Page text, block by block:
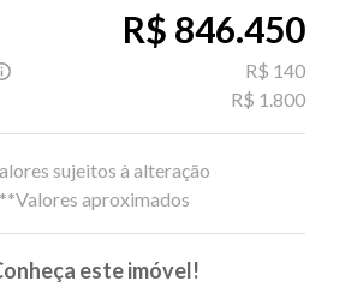
R$ 846.450
R$ 140
R$ 1.800
sujeitos à alteração
**Valores aproximados
este imóvel!